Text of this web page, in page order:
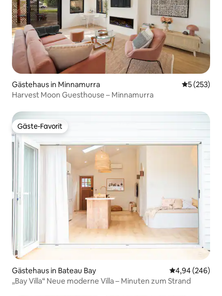
Gästehaus in Minnamurra
5 (253)
Harvest Moon Guesthouse – Minnamurra
Gäste-Favorit
Gäste-Favorit
Gästehaus in Bateau Bay
4,94 (246)
„Bay Villa“ Neue moderne Villa – Minuten zum Strand